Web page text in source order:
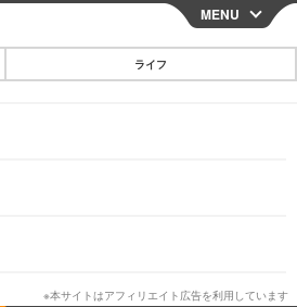
CLOSE
MENU
ライフ